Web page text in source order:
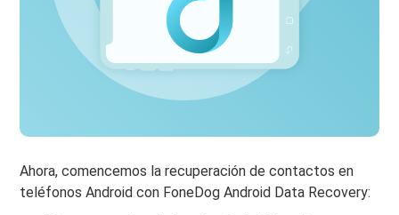
Ahora, comencemos la recuperación de contactos en
teléfonos Android con FoneDog Android Data Recovery: